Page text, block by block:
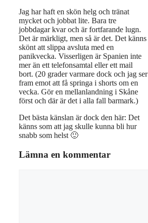
Jag har haft en skön helg och tränat
mycket och jobbat lite. Bara tre
jobbdagar kvar och är fortfarande lugn.
Det är märkligt, men så är det. Det känns
skönt att slippa avsluta med en
panikvecka. Visserligen är Spanien inte
mer än ett telefonsamtal eller ett mail
bort. (20 grader varmare dock och jag ser
fram emot att få springa i shorts om en
vecka. Gör en mellanlandning i Skåne
först och där är det i alla fall barmark.)
Det bästa känslan är dock den här: Det
känns som att jag skulle kunna bli hur
snabb som helst 🙂
Lämna en kommentar